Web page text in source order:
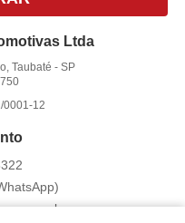
Ltda
Taubaté -SP
0001-12